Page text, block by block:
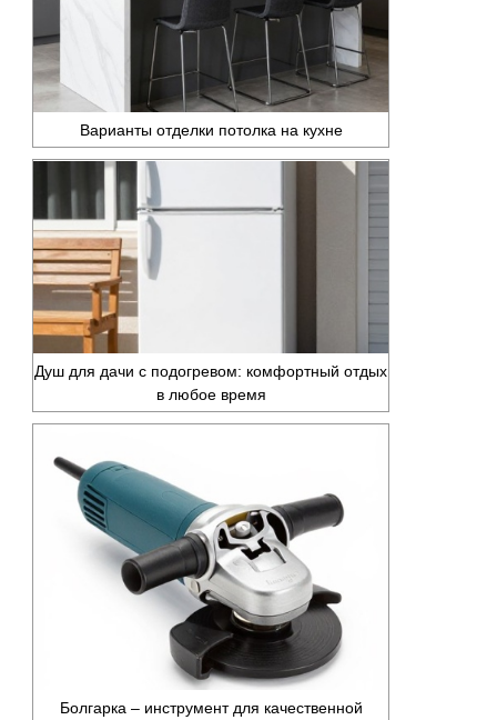
Варианты отделки потолка на кухне
Душ для дачи с подогревом: комфортный отдых
в любое время
Болгарка – инструмент для качественной